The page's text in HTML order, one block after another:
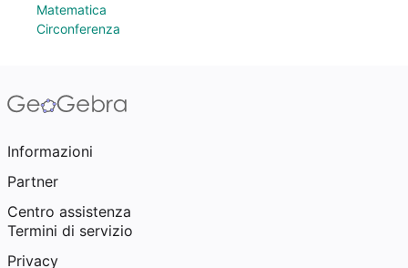
Matematica
Circonferenza
Informazioni
Partner
Centro assistenza
Termini di servizio
Privacy